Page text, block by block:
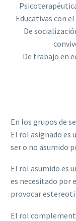
Educativas con
De
De trabajo en
En los grupos de
El rol asignado es
ser o no asumido
El rol asumido es
es necesitado por
provocar
El rol